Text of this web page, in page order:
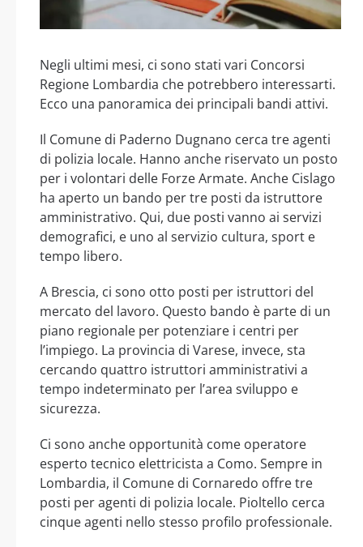
Negli ultimi mesi, ci sono stati vari Concorsi
Regione Lombardia che potrebbero interessarti.
Ecco una panoramica dei principali bandi attivi.
Il Comune di Paderno Dugnano cerca tre agenti
di polizia locale. Hanno anche riservato un posto
per i volontari delle Forze Armate. Anche Cislago
ha aperto un bando per tre posti da istruttore
amministrativo. Qui, due posti vanno ai servizi
demografici, e uno al servizio cultura, sport e
tempo libero.
A Brescia, ci sono otto posti per istruttori del
mercato del lavoro. Questo bando è parte di un
piano regionale per potenziare i centri per
l’impiego. La provincia di Varese, invece, sta
cercando quattro istruttori amministrativi a
tempo indeterminato per l’area sviluppo e
sicurezza.
Ci sono anche opportunità come operatore
esperto tecnico elettricista a Como. Sempre in
Lombardia, il Comune di Cornaredo offre tre
posti per agenti di polizia locale. Pioltello cerca
cinque agenti nello stesso profilo professionale.